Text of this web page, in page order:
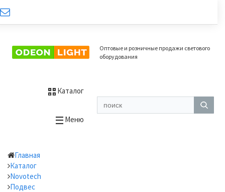
Оптовые и розничные продажи светового
оборудования
Каталог
Меню
Главная
Каталог
Novotech
Подвес